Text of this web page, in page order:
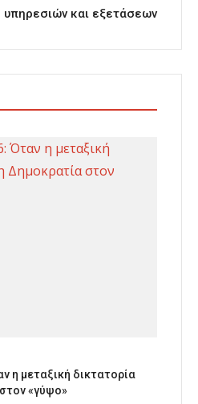
υπηρεσιών και εξετάσεων
η μεταξική δικτατορία
«γύψο»